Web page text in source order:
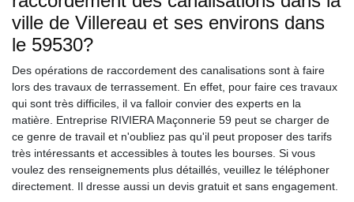
ville de Villereau et ses environs dans
le 59530?
Des opérations de raccordement des canalisations sont à faire
lors des travaux de terrassement. En effet, pour faire ces travaux
qui sont très difficiles, il va falloir convier des experts en la
matière. Entreprise RIVIERA Maçonnerie 59 peut se charger de
ce genre de travail et n'oubliez pas qu'il peut proposer des tarifs
très intéressants et accessibles à toutes les bourses. Si vous
voulez des renseignements plus détaillés, veuillez le téléphoner
directement. Il dresse aussi un devis gratuit et sans engagement.